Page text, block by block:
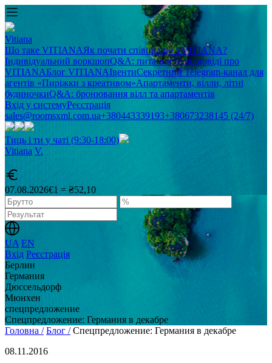
Vitiana
Що таке VITIANAЯк почати співпрацю з VITIANA?
Індивідуальний воркшопQ&A: питання та відповіді про
VITIANAБлог VITIANAІвентиСекретний Telegram-канал для
агентів «Пиріжки з креативом»Апартаменти, вілли, літні
будиночкиQ&A: бронювання вілл та апартаментів
Вхід у системуРеєстрація
sales@roomsxml.com.ua+380443339193+380673238145 (24/7)
Тиць і ти у чаті (9:30-18:00)
Vitiana V.
07.08.2026€1 = ₴52,10
UA EN
Вхід Реєстрація
Берлин
Германия
Дюссельдорф
Мюнхен
спецпредложение
Спецпредложение: Германия в декабре
Головна / Блог / Спецпредложение: Германия в декабре
08.11.2016